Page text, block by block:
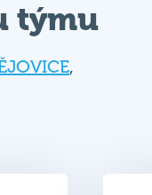
týmu
,